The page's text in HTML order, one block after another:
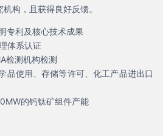
构，且获得良好反馈。
专利及核心技术成果
体系认证
检测机构检测
品使用、存储等许可、化工产品进出口
的钙钛矿组件产能